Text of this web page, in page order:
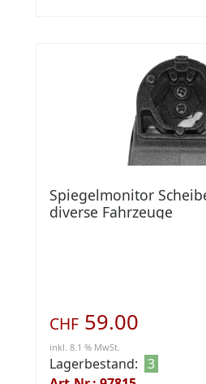
Spiegelmonitor
diverse Fahrzeuge
CHF 59.00
inkl. 8.1 % MwSt.
Lagerbestand: 3